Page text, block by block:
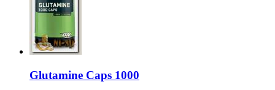
Glutamine Caps 1000